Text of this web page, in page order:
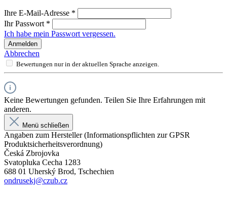
Ihre E-Mail-Adresse *
Ihr Passwort *
Ich habe mein Passwort vergessen.
Anmelden
Abbrechen
Bewertungen nur in der aktuellen Sprache anzeigen.
Keine Bewertungen gefunden. Teilen Sie Ihre Erfahrungen mit
anderen.
Menü schließen
Angaben zum Hersteller (Informationspflichten zur GPSR
Produktsicherheitsverordnung)
Česká Zbrojovka
Svatopluka Cecha 1283
688 01 Uherský Brod, Tschechien
ondrusekj@czub.cz